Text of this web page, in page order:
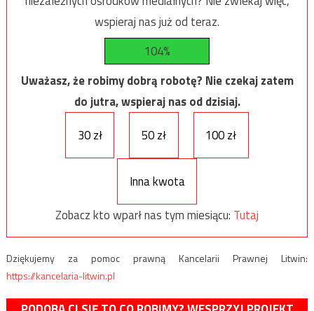
wspieraj nas już od teraz.
104%
Uważasz, że robimy dobrą robotę? Nie czekaj zatem
do jutra, wspieraj nas od dzisiaj.
30 zł
50 zł 100 zł
Inna kwota
Zobacz kto wparł nas tym miesiącu: Tutaj
Dziękujemy za pomoc prawną Kancelarii Prawnej Litwin:
https://kancelaria-litwin.pl